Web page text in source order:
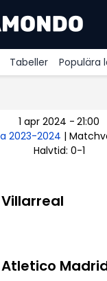
Tabeller Populära
League
1 apr 2024 - 21:00
2023-2024 |
Halvtid: 0-1
Villarreal
Atletico